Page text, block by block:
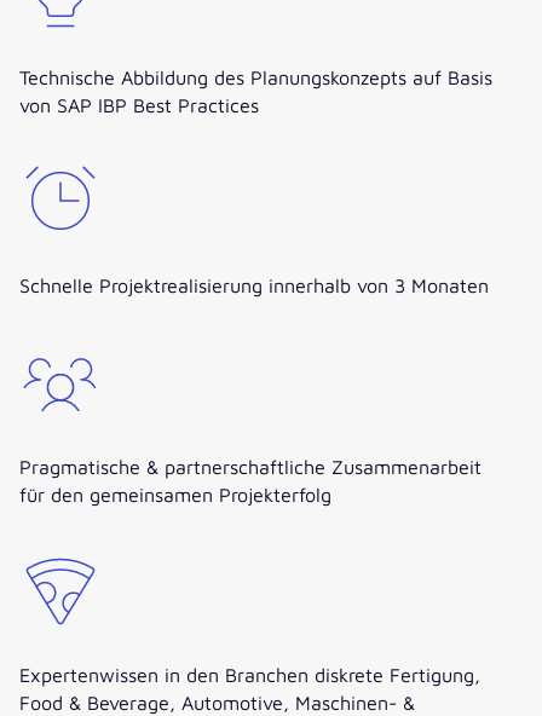
Technische Abbildung des Planungskonzepts auf Basis
von SAP IBP Best Practices
Schnelle Projektrealisierung innerhalb von 3 Monaten
Pragmatische & partnerschaftliche Zusammenarbeit
für den gemeinsamen Projekterfolg
Expertenwissen in den Branchen diskrete Fertigung,
Food & Beverage, Automotive, Maschinen- &